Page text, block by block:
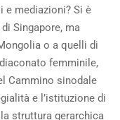
e mediazioni? Si è
Singapore, ma
o a quelli di
femminile,
Cammino sinodale
e l’istituzione di
struttura gerarchica